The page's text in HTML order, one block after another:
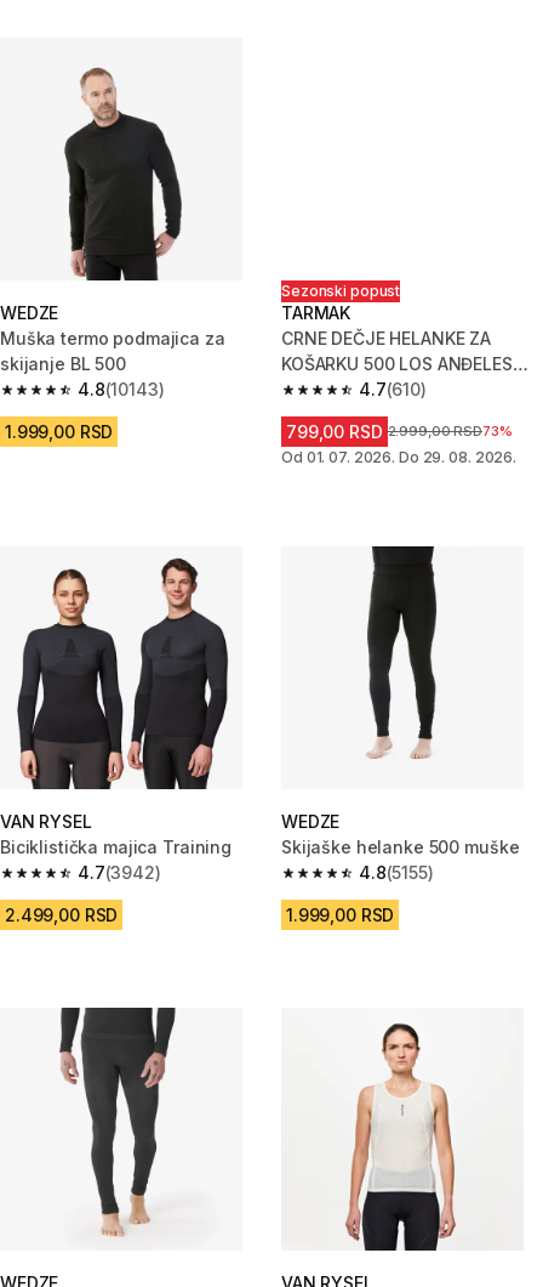
WEDZE
Muška termo podmajica za
skijanje BL 500
4.8
4.8 od 5 zvezdica from 10143 Recenzije
(10143)
1.999,00 RSD
Sezonski popust
TARMAK
CRNE DEČJE HELANKE ZA
KOŠARKU 500 LOS ANĐELES
LEJKERS 4.7
4.7 od 5 zvezdica from 610
(610)
799,00 RSD Cena pre sniženja
2.999,00 RSD73%
Od 01. 07. 2026. Do 29. 08. 2026.
VAN RYSEL
Biciklistička majica Training
4.7
4.7 od 5 zvezdica from 3942 Recenzije
(3942)
2.499,00 RSD
WEDZE
Skijaške helanke 500 muške
4.8
4.8 od 5 zvezdica from 5155
(5155)
1.999,00 RSD
WEDZE VAN RYSEL